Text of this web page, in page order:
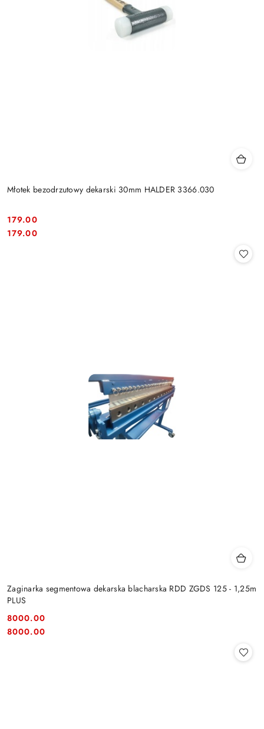
Młotek bezodrzutowy dekarski 30mm HALDER 3366.030
Cena:
179.00
Cena:
179.00
Zaginarka segmentowa dekarska blacharska RDD ZGDS 125 - 1,25m
PLUS
Cena:
8000.00
Cena:
8000.00